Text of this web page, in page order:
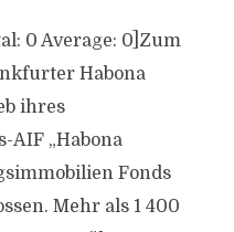
0 Average: 0]Zum
Habona
ihres
AIF „Habona
Fonds
Mehr als 1 400